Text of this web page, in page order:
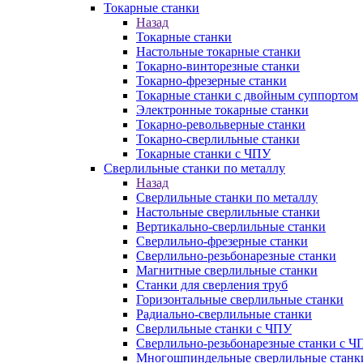
Токарные станки
Назад
Токарные станки
Настольные токарные станки
Токарно-винторезные станки
Токарно-фрезерные станки
Токарные станки с двойным суппортом
Электронные токарные станки
Токарно-револьверные станки
Токарно-сверлильные станки
Токарные станки с ЧПУ
Сверлильные станки по металлу
Назад
Сверлильные станки по металлу
Настольные сверлильные станки
Вертикально-сверлильные станки
Сверлильно-фрезерные станки
Сверлильно-резьбонарезные станки
Магнитные сверлильные станки
Станки для сверления труб
Горизонтальные сверлильные станки
Радиально-сверлильные станки
Сверлильные станки с ЧПУ
Сверлильно-резьбонарезные станки с
Многошпиндельные сверлильные